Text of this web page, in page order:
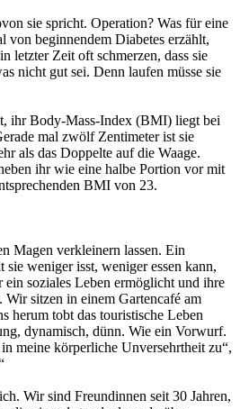
sie spricht. Operation? Was für eine
von beginnendem Diabetes erzählt,
letzter Zeit oft schmerzen, dass sie
nicht gut sei. Denn laufen müsse sie
ihr Body-Mass-Index (BMI) liegt bei
mal zwölf Zentimeter ist sie
als das Doppelte auf die Waage.
ihr wie eine halbe Portion vor mit
BMI von 23.
Magen verkleinern lassen. Ein
weniger isst, weniger essen kann,
soziales Leben ermöglicht und ihre
Wir sitzen in einem Gartencafé am
herum tobt das touristische Leben
dynamisch, dünn. Wie ein Vorwurf.
meine körperliche Unversehrtheit zu“,
Wir sind Freundinnen seit 30 Jahren,